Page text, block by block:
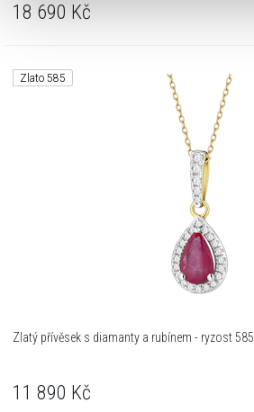
18 690 Kč
Zlato 585
Zlatý přívěsek s diamanty a rubínem - ryzost 585
11 890 Kč